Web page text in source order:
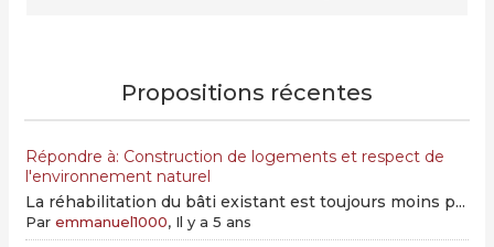
Propositions récentes
Répondre à: Construction de logements et respect de
l'environnement naturel
La réhabilitation du bâti existant est toujours moins p...
Paremmanuel1000, Il y a 5 ans